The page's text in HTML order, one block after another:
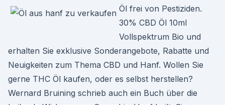
Öl frei von Pestiziden.
30% CBD Öl 10ml
Vollspektrum Bio und
erhalten Sie exklusive Sonderangebote, Rabatte und
Neuigkeiten zum Thema CBD und Hanf. Wollen Sie
gerne THC Öl kaufen, oder es selbst herstellen?
Wernard Bruining schrieb auch ein Buch über die